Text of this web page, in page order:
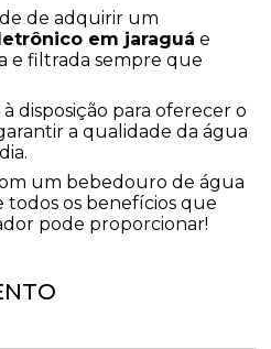
de adquirir um
em jaraguá e
e filtrada sempre que
disposição para oferecer o
a qualidade da água
um bebedouro de água
os benefícios que
pode proporcionar!